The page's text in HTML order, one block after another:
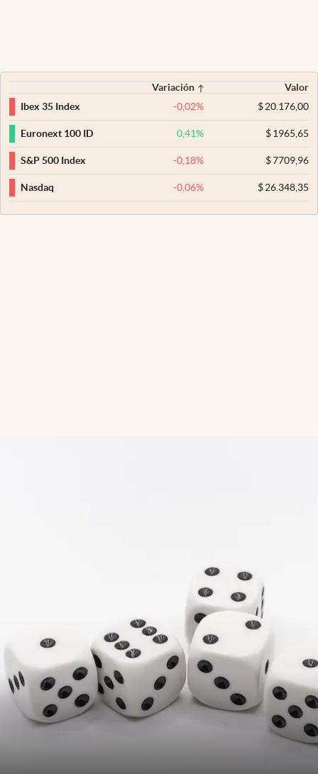
Variación
Valor
Ibex 35 Index
-0,02% $20.176,00
Euronext 100 ID 0,41% $1965,65
S&P 500 Index -0,18% $7709,96
Nasdaq -0,06% $26.348,35